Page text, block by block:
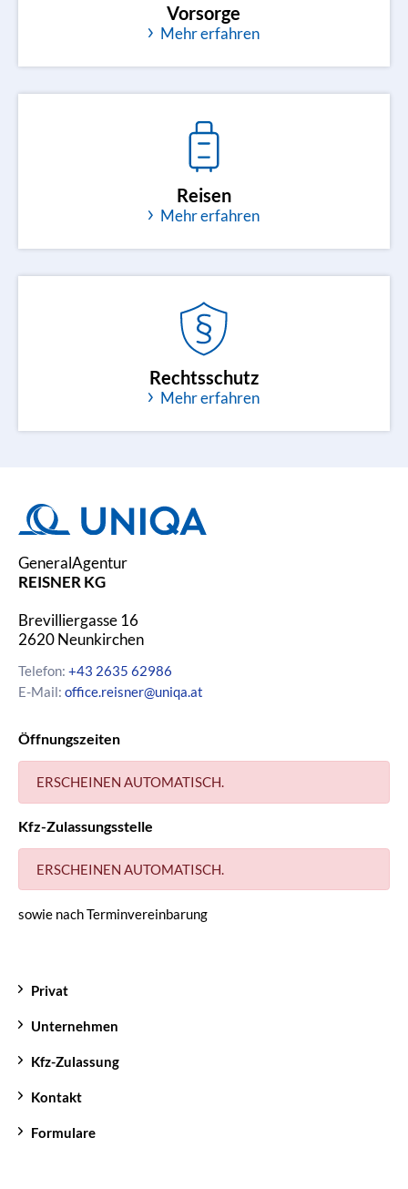
Vorsorge
Mehr erfahren
Reisen
Mehr erfahren
Rechtsschutz
Mehr erfahren
GeneralAgentur
REISNER KG
Brevilliergasse 16
2620Neunkirchen
Telefon: +43 2635 62986
E-Mail: office.reisner@uniqa.at
Öffnungszeiten
ERSCHEINEN AUTOMATISCH.
Kfz-Zulassungsstelle
ERSCHEINEN AUTOMATISCH.
sowie nach Terminvereinbarung
Privat
Unternehmen
Kfz-Zulassung
Kontakt
Formulare